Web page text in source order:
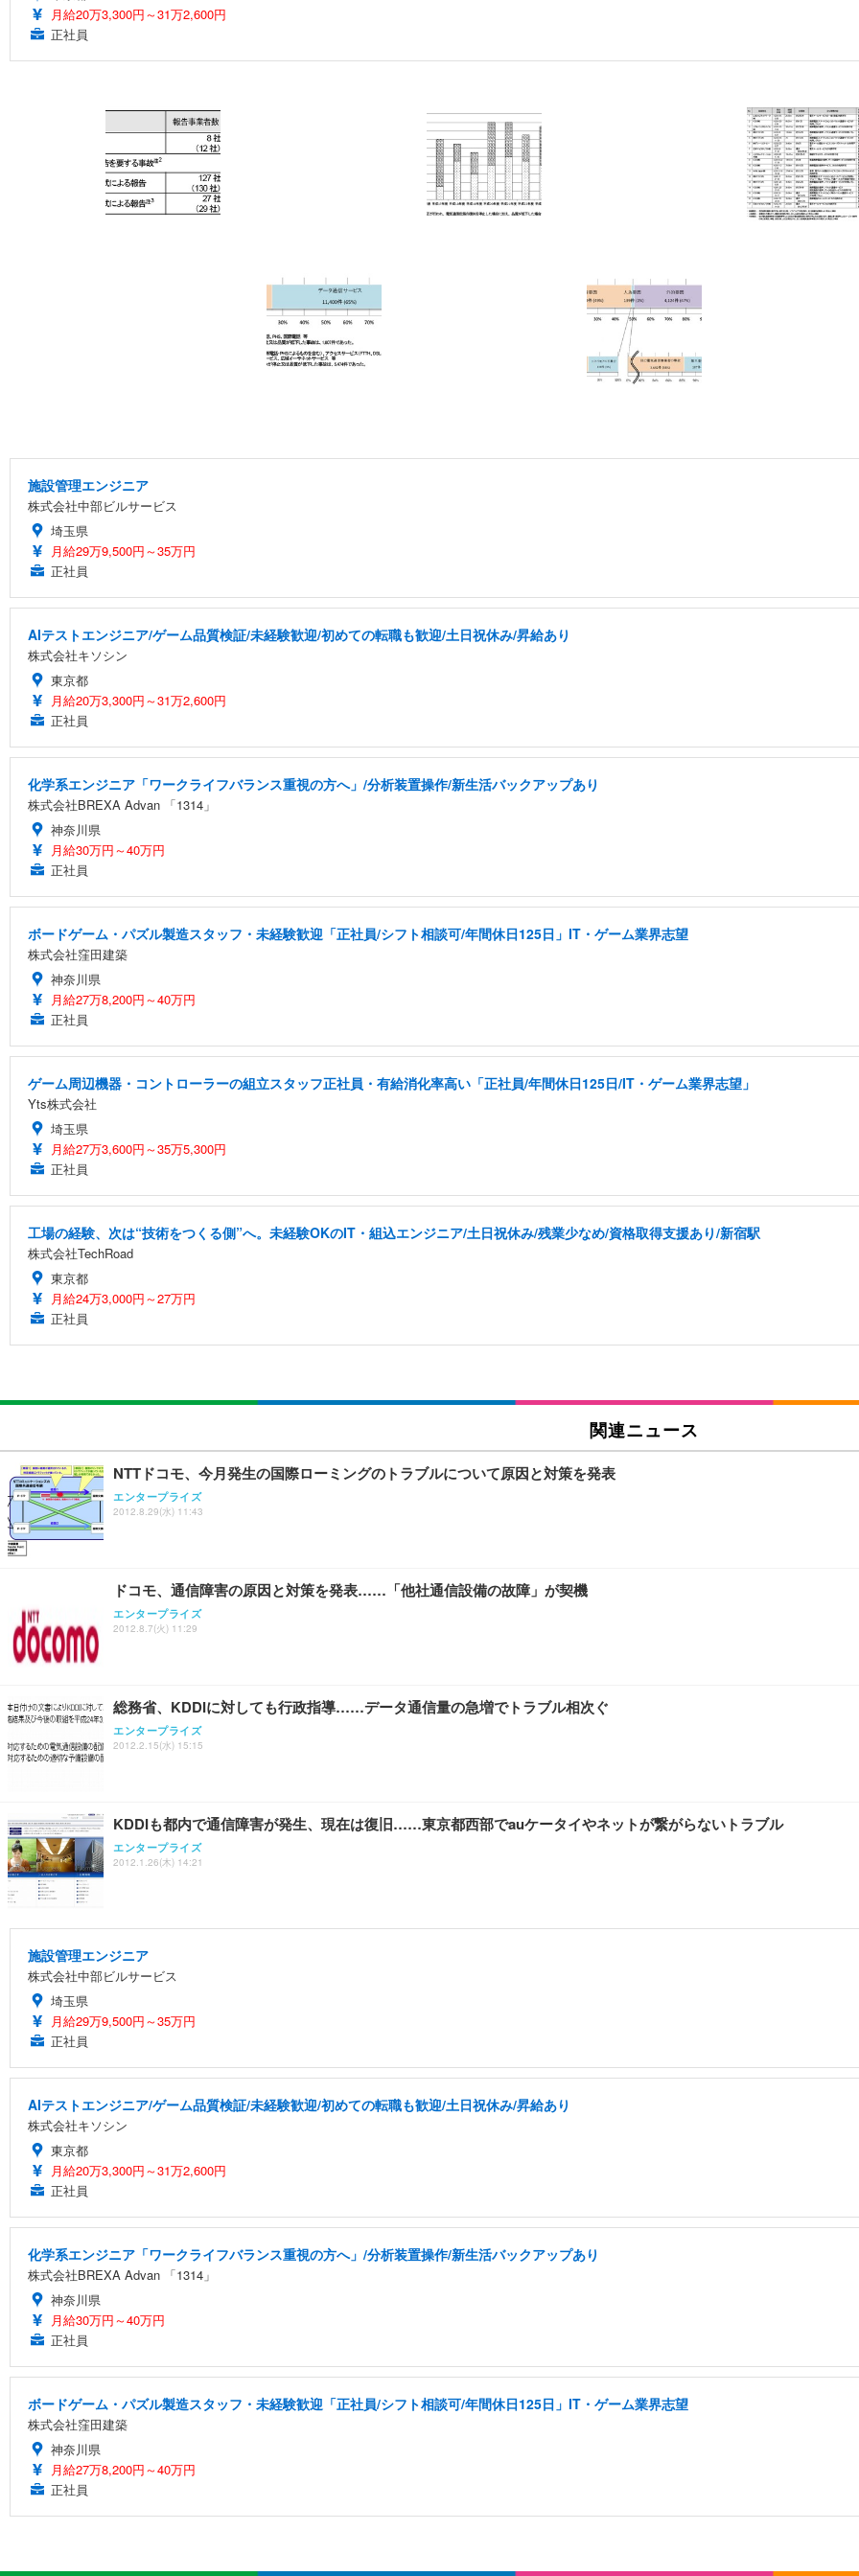
月給20万3,300円～31万2,600円
正社員
施設管理エンジニア
株式会社中部ビルサービス
埼玉県
月給29万9,500円～35万円
正社員
AIテストエンジニア/ゲーム品質検証/未経験歓迎/初めての転職も歓迎/土日祝休み/昇給あり
株式会社キソシン
東京都
月給20万3,300円～31万2,600円
正社員
化学系エンジニア「ワークライフバランス重視の方へ」/分析装置操作/新生活バックアップあり
株式会社BREXA Advan 「1314」
神奈川県
月給30万円～40万円
正社員
ボードゲーム・パズル製造スタッフ・未経験歓迎「正社員/シフト相談可/年間休日125日」IT・ゲーム業界志望
株式会社窪田建築
神奈川県
月給27万8,200円～40万円
正社員
ゲーム周辺機器・コントローラーの組立スタッフ正社員・有給消化率高い「正社員/年間休日125日/IT・ゲーム業界志望」
Yts株式会社
埼玉県
月給27万3,600円～35万5,300円
正社員
工場の経験、次は“技術をつくる側”へ。未経験OKのIT・組込エンジニア/土日祝休み/残業少なめ/資格取得支援あり/新宿駅
株式会社TechRoad
東京都
月給24万3,000円～27万円
正社員
関連ニュース
NTTドコモ、今月発生の国際ローミングのトラブルについて原因と対策を発表
エンタープライズ
2012.8.29(水) 11:43
ドコモ、通信障害の原因と対策を発表……「他社通信設備の故障」が契機
エンタープライズ
2012.8.7(火) 11:29
総務省、KDDIに対しても行政指導……データ通信量の急増でトラブル相次ぐ
エンタープライズ
2012.2.15(水) 15:15
KDDIも都内で通信障害が発生、現在は復旧……東京都西部でauケータイやネットが繋がらないトラブル
エンタープライズ
2012.1.26(木) 14:21
施設管理エンジニア
株式会社中部ビルサービス
埼玉県
月給29万9,500円～35万円
正社員
AIテストエンジニア/ゲーム品質検証/未経験歓迎/初めての転職も歓迎/土日祝休み/昇給あり
株式会社キソシン
東京都
月給20万3,300円～31万2,600円
正社員
化学系エンジニア「ワークライフバランス重視の方へ」/分析装置操作/新生活バックアップあり
株式会社BREXA Advan 「1314」
神奈川県
月給30万円～40万円
正社員
ボードゲーム・パズル製造スタッフ・未経験歓迎「正社員/シフト相談可/年間休日125日」IT・ゲーム業界志望
株式会社窪田建築
神奈川県
月給27万8,200円～40万円
正社員